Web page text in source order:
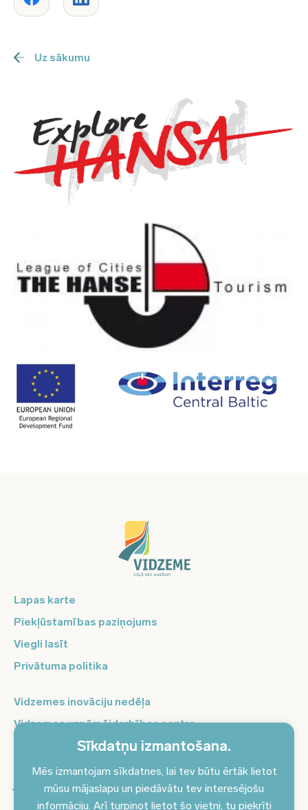
Sīkdatņu izmantošana.
Mēs izmantojam sīkdatnes, lai tev būtu ērtāk lietot
mūsu mājaslapu un piedāvātu tev interesējošu
informāciju. Arī turpinot lietot šo vietni, tu piekrīti
Uz sākumu
Lapas karte
Piekļūstamības paziņojums
Viegli lasīt
Privātuma politika
Vidzemes inovāciju nedēļa
Vidzemes uzņēmējdarbības centrs
Balso Vidzeme
Pierakstieties jaunumiem un saņemiet aktuālākos
jaunumus savā e-pastā!